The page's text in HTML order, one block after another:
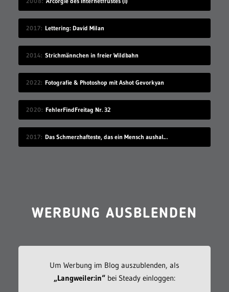
2017 Lettering: David Milan
2014 Strichmännchen in freier Wildbahn
2022 Fotografie & Photoshop mit Ashot Gevorkyan
2020 FehlerFindFreitag Nr. 32
2017 Das Schmerzhafteste, das ein Mensch aushalten kann
WERBUNG AUSBLENDEN
Um Werbung im Blog auszublenden, als
„Langweiler:in“bei Steady einloggen: